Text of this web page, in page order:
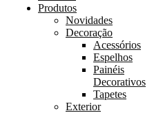
Produtos
Novidades
Decoração
Acessórios
Espelhos
Painéis
Decorativos
Tapetes
Exterior